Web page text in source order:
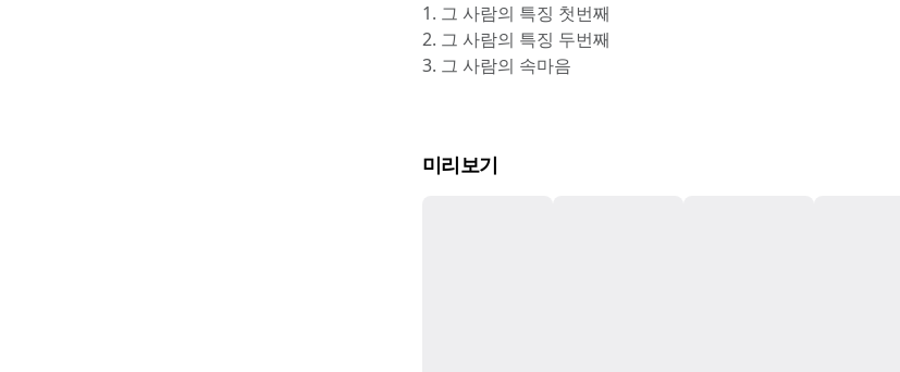
1. 그 사람의 특징 첫번째
2. 그 사람의 특징 두번째
3. 그 사람의 속마음
미리보기